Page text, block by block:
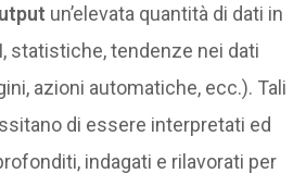
un’elevata quantità di dati in
statistiche, tendenze nei dati
azioni automatiche, ecc.). Tali
di essere interpretati ed
indagati e rilavorati per